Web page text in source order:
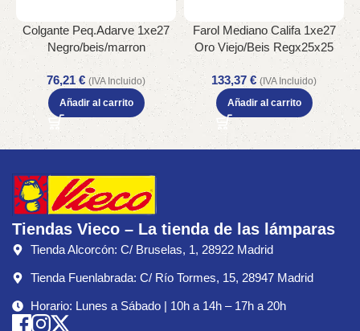
Colgante Peq.Adarve 1xe27
Negro/beis/marron
Regx30x30 Cm
76,21€ (IVA Incluido)
Añadir al carrito
Farol Mediano Califa 1xe27
Oro Viejo/Beis Regx25x25
Cm
133,37 € (IVA Incluido)
Añadir al carrito
Tiendas Vieco – La tienda de las lámparas
Tienda Alcorcón: C/ Bruselas, 1, 28922 Madrid
Tienda Fuenlabrada: C/ Río Tormes, 15, 28947 Madrid
Horario: Lunes a Sábado | 10h a 14h – 17h a 20h